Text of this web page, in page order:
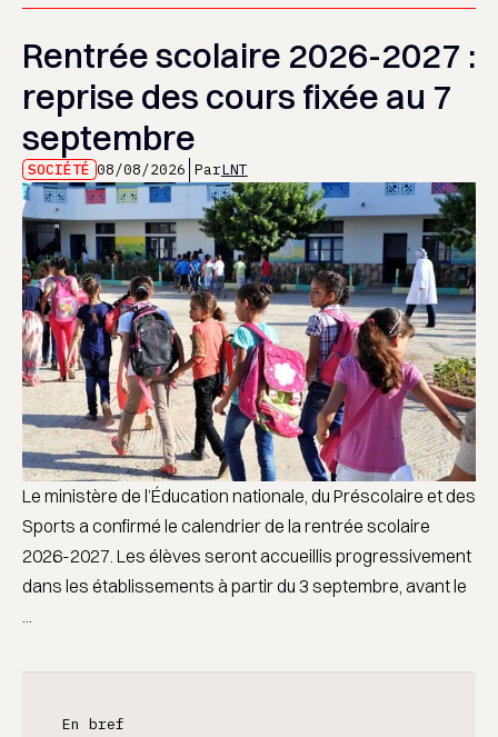
Rentrée scolaire 2026-2027 :
reprise des cours fixée au 7
septembre
SOCIÉTÉ 08/08/2026 ParLNT
Le ministère de l’Éducation nationale, du Préscolaire et des
Sports a confirmé le calendrier de la rentrée scolaire
2026-2027. Les élèves seront accueillis progressivement
dans les établissements à partir du 3 septembre, avant le
En bref